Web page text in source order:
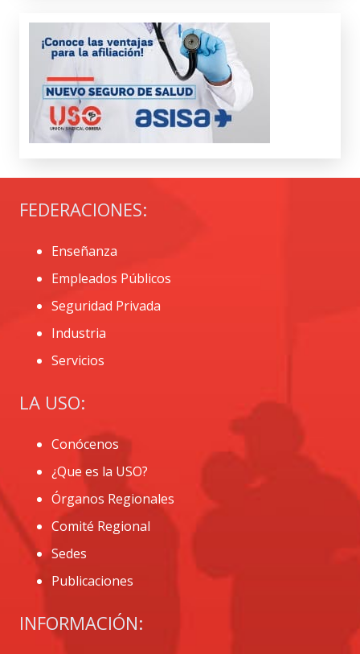
FEDERACIONES:
Enseñanza
Empleados Públicos
Seguridad Privada
Industria
Servicios
LA USO:
Conócenos
¿Que es la USO?
Órganos Regionales
Comité Regional
Sedes
Publicaciones
INFORMACIÓN: